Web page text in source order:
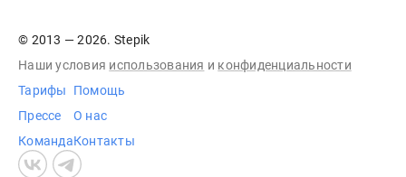
© 2013 — 2026. Stepik
Наши условия использования и конфиденциальности
Тарифы
Прессе
Команда
Помощь
О нас
Контакты